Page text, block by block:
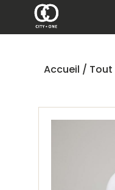
Accueil / Tout